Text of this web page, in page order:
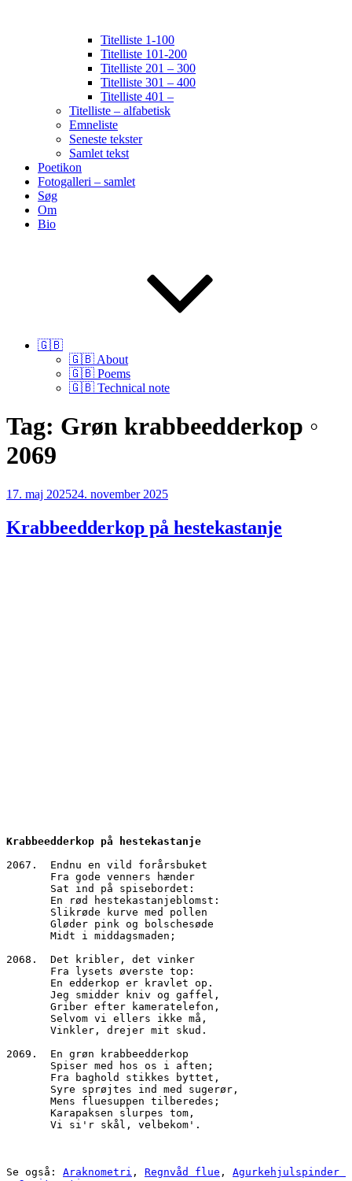
Titelliste 1-100
Titelliste 101-200
Titelliste 201 – 300
Titelliste 301 – 400
Titelliste 401 –
Titelliste – alfabetisk
Emneliste
Seneste tekster
Samlet tekst
Poetikon
Fotogalleri – samlet
Søg
Om
Bio
🇬🇧
🇬🇧 About
🇬🇧 Poems
🇬🇧 Technical note
Tag: Grøn krabbeedderkop ◦
2069
Udgivet
17. maj 202524. november 2025
Krabbeedderkop på hestekastanje
Krabbeedderkop på hestekastanje
2067.  Endnu en vild forårsbuket
       Fra gode venners hænder
       Sat ind på spisebordet:
       En rød hestekastanjeblomst:
       Slikrøde kurve med pollen
       Gløder pink og bolschesøde
       Midt i middagsmaden;
2068.  Det kribler, det vinker
       Fra lysets øverste top:
       En edderkop er kravlet op.
       Jeg smidder kniv og gaffel,
       Griber efter kameratelefon,
       Selvom vi ellers ikke må,
       Vinkler, drejer mit skud.
2069.  En grøn krabbeedderkop
       Spiser med hos os i aften;
       Fra baghold stikkes byttet,
       Syre sprøjtes ind med sugerør,
       Mens fluesuppen tilberedes;
       Karapaksen slurpes tom,
       Vi si'r skål, velbekom'.
Se også: Araknometri , Regnvåd flue , Agurkehjulspinder